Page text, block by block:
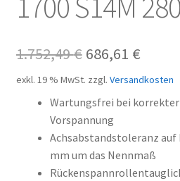
Kontakt
Kundeninformationen
Mein Konto
Shop
1700 S14M
1.752,49€ Ursprünglicher
Preis
war:
1.752,49 €
686,61 €
Preis
ist:
exkl. 19 % MwSt. zzgl. Versandkosten
Wartungsfrei bei
Vorspannung
Achsabstandstoleranz auf
mm um das Nennmaß